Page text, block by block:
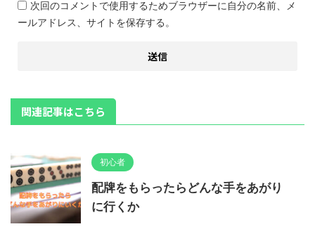
次回のコメントで使用するためブラウザーに自分の名前、メ
ールアドレス、サイトを保存する。
関連記事はこちら
初心者
配牌をもらったらどんな手をあがり
に行くか